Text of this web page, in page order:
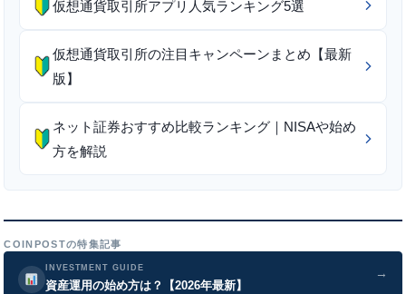
仮想通貨取引所アプリ人気ランキング5選
仮想通貨取引所の注目キャンペーンまとめ【最新
版】
ネット証券おすすめ比較ランキング｜NISAや始め
方を解説
COINPOSTの特集記事
INVESTMENT GUIDE
資産運用の始め方は？【2026年最新】
→